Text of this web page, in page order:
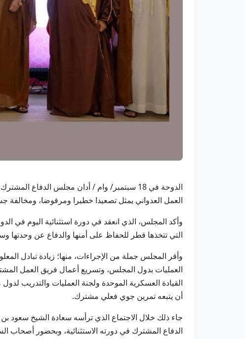
الدوحة في 18 سبتمبر/ وام / أدان مجلس
العمل العدواني يمثل تصعيدا خطيرا ومرفوضا، ومخالفة
وأكد المجلس، الذي انعقد في دورة استثنائية اليوم في
التي تتخذها قطر للحفاظ على أمنها والدفاع عن وحدتها
وأقر المجلس جملة من الإجراءات، منها؛ زيادة تبادل
العمليات بدول المجلس، وتسريع أعمال فريق العمل
القيادة العسكرية الموحدة ولجنة العمليات والتدريب
أن يتبعه تمرين جوي فعلي مشترك.
جاء ذلك خلال الاجتماع الذي ترأسه سعادة الشيخ
الدفاع المشترك في دورته الاستثنائية، وبحضور أصحاب